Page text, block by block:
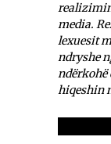
media.
lexuesit
ndryshe
ndërkohë
hiqeshin